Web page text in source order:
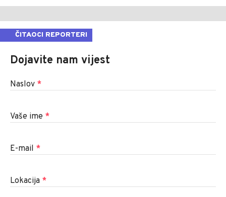
ČITAOCI REPORTERI
Dojavite nam vijest
Naslov *
Vaše ime *
E-mail *
Lokacija *